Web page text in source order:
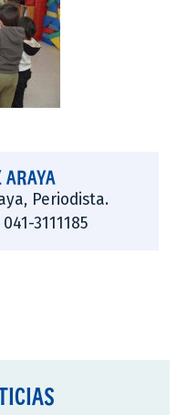
ARAYA
Periodista.
3111185